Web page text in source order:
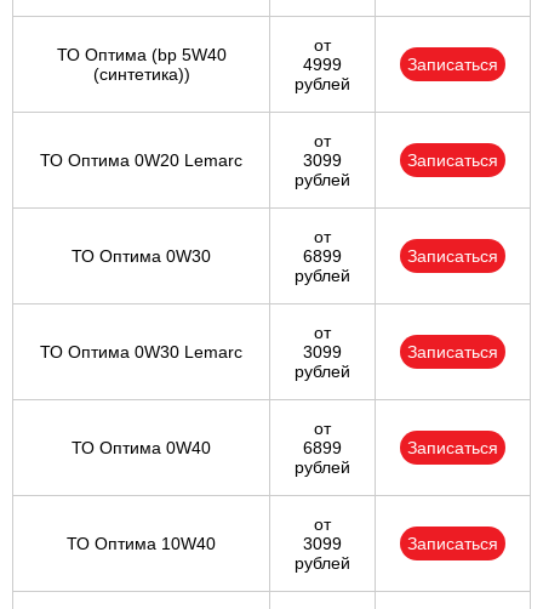
ТО Оптима (bp 5W40
(синтетика))
от
4999
рублей
Записаться
ТО Оптима 0W20 Lemarc
от
3099
рублей
Записаться
ТО Оптима 0W30
от
6899
рублей
Записаться
ТО Оптима 0W30 Lemarc
от
3099
рублей
Записаться
ТО Оптима 0W40
от
6899
рублей
Записаться
ТО Оптима 10W40
от
3099
рублей
Записаться